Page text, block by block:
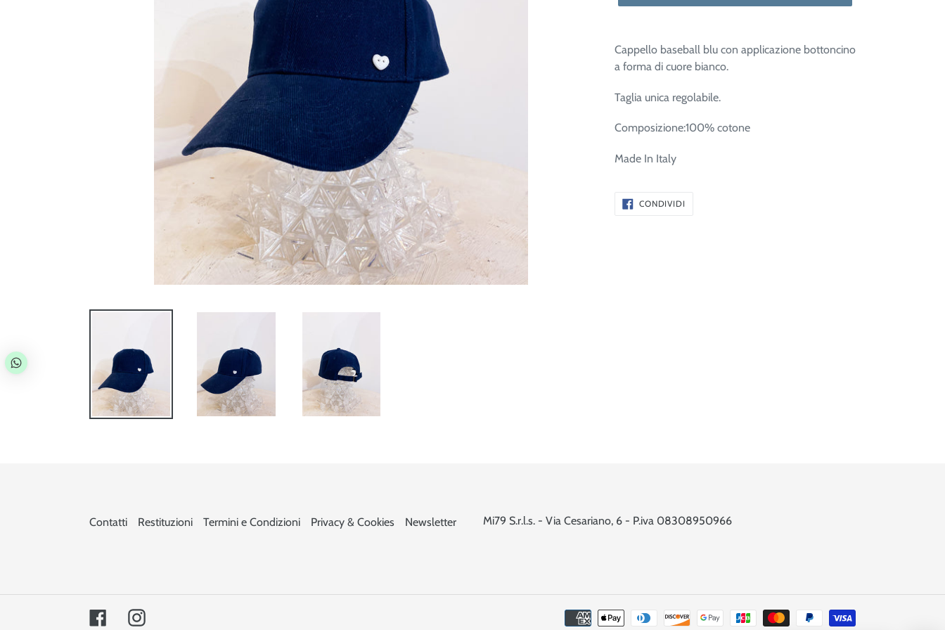
Cappello baseball blu con applicazione bottoncino
a forma di cuore bianco.
Taglia unica regolabile.
Composizione:100% cotone
Made In Italy
CONDIVIDI
Contatti Restituzioni Termini e Condizioni Privacy & Cookies Newsletter Mi79 S.r.l.s. - Via Cesariano, 6 - P.iva 08308950966
FacebookInstagram
Metodi